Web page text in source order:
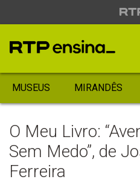
MUSEUS MIRANDÊS
O Meu Livro:
Sem Medo”, de
Ferreira